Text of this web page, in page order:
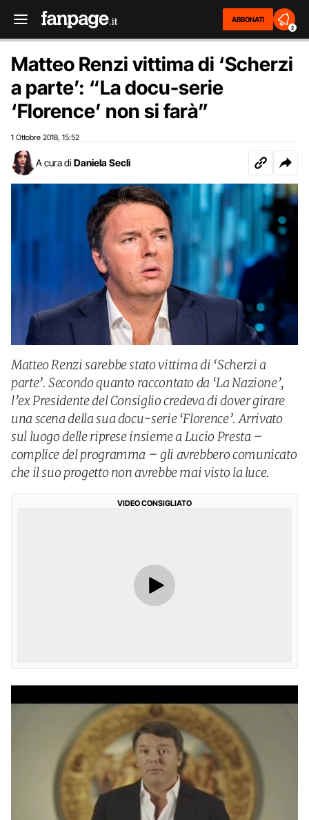
ABBONATI
2
Matteo Renzi vittima di ‘Scherzi
a parte’: “La docu-serie
‘Florence’ non si farà”
1 Ottobre 2018 15:52
A cura di Daniela Seclì
Matteo Renzi sarebbe stato vittima di ‘Scherzi a
parte’. Secondo quanto raccontato da ‘La Nazione’,
l’ex Presidente del Consiglio credeva di dover girare
una scena della sua docu-serie ‘Florence’. Arrivato
sul luogo delle riprese insieme a Lucio Presta –
complice del programma – gli avrebbero comunicato
che il suo progetto non avrebbe mai visto la luce.
VIDEO CONSIGLIATO